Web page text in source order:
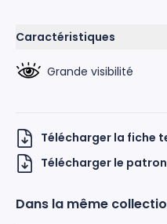
Caractéristiques
Grande visibilité
Télécharger la fiche
Télécharger le patron
Dans la même